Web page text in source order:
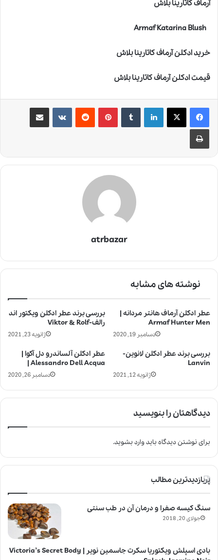
آرماف کاتارینا بلاش
خرید ادکلن آرماف کاتارینا بلاش
قیمت ادکلن آرماف کاتارینا بلاش
لینکدین ‫تامبلر ‫پین‌ترست‫رددیت ‫VKontakteاشتراک گذاری از طریق ایمیل
چاپ
atrbazar
نوشته های مشابه
بررسی برند عطر ادکلن ویکتور اند
رالف-Viktor & Rolf
ژانویه 23, 2021
عطر ادکلن آرماف هانتر مردانه |
Armaf Hunter Men
دسامبر 19, 2020
عطر ادکلن آلساندرو دل آکوا |
Alessandro Dell Acqua |
دسامبر 26, 2020
بررسی برند عطر ادکلن لانوین-
Lanvin
ژانویه 12, 2021
دیدگاهتان را بنویسید
برای نوشتن دیدگاه بایدوارد بشوید.
پربازدیدترین مطالب
سنگ کیسه صفرا و درمان آن در طب سنتی
جولای 20, 2018
بادی اسپلش ویکتوریا سکرت جاسمین نویر | Victoria’s Secret Body